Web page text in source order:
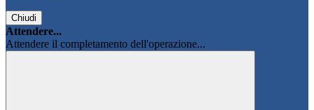
Chiudi
Attendere...
Attendere il completamento dell'operazione...